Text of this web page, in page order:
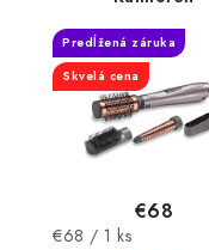
Predĺžená záruka
Skvelá cena
€68
Jednotková
€68 / 1 ks